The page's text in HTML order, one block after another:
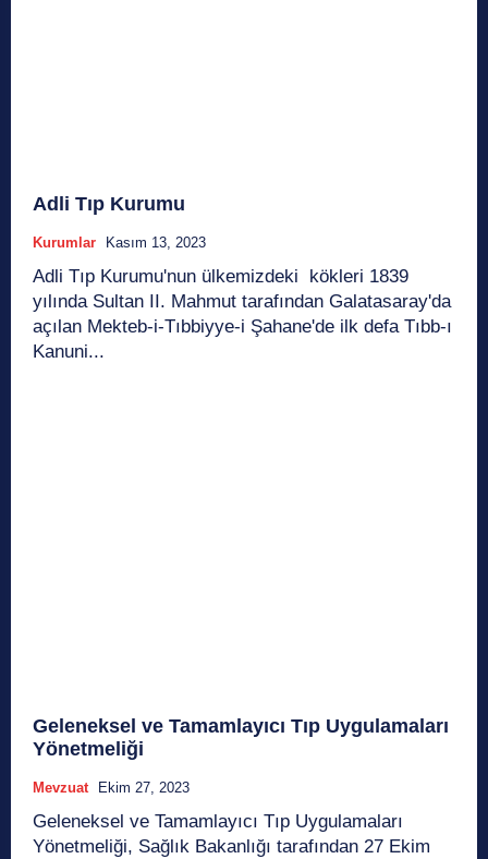
Adli Tıp Kurumu
Kurumlar Kasım 13, 2023
Adli Tıp Kurumu'nun ülkemizdeki kökleri 1839
yılında Sultan II. Mahmut tarafından Galatasaray'da
açılan Mekteb-i-Tıbbiyye-i Şahane'de ilk defa Tıbb-ı
Kanuni...
Geleneksel ve Tamamlayıcı Tıp Uygulamaları
Yönetmeliği
Mevzuat Ekim 27, 2023
Geleneksel ve Tamamlayıcı Tıp Uygulamaları
Yönetmeliği, Sağlık Bakanlığı tarafından 27 Ekim